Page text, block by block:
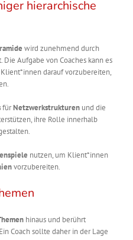
hierarchische
wird zunehmend durch
Die Aufgabe von Coaches kann es
darauf vorzubereiten,
fürNetzwerkstrukturenund die
ihre Rolle innerhalb
nutzen, um Klient*innen
vorzubereiten.
hinaus und berührt
Coach sollte daher in der Lage